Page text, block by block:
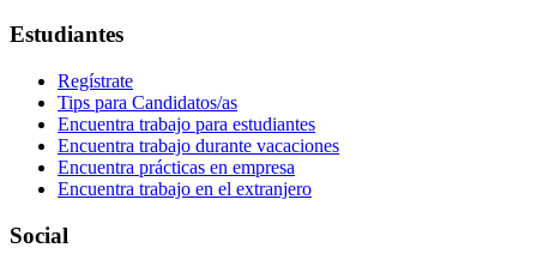
Estudiantes
Regístrate
Tips para Candidatos/as
Encuentra trabajo para estudiantes
Encuentra trabajo durante vacaciones
Encuentra prácticas en empresa
Encuentra trabajo en el extranjero
Social